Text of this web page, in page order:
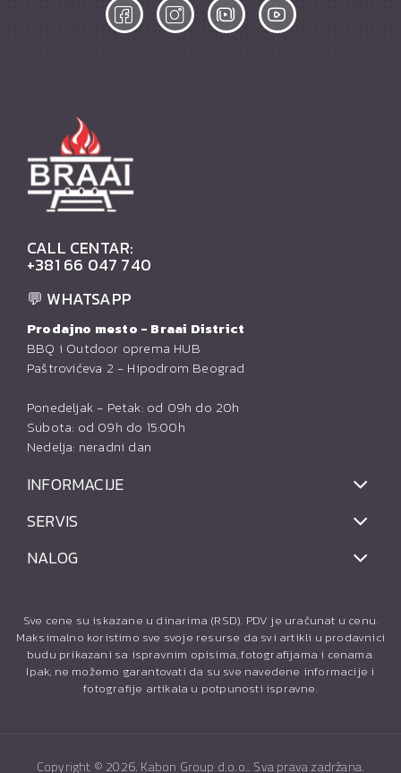
CALL CENTAR:
+381 66 047 740
💬 WHATSAPP
Prodajno mesto - Braai District
BBQ i Outdoor oprema HUB
Paštrovićeva 2 - Hipodrom Beograd
Ponedeljak - Petak: od 09h do 20h
Subota: od 09h do 15:00h
Nedelja: neradni dan
INFORMACIJE
SERVIS
NALOG
Sve cene su iskazane u dinarima (RSD). PDV je uračunat u cenu.
Maksimalno koristimo sve svoje resurse da svi artikli u prodavnici
budu prikazani sa ispravnim opisima, fotografijama i cenama.
Ipak, ne možemo garantovati da su sve navedene informacije i
fotografije artikala u potpunosti ispravne.
Copyright © 2026. Kabon Group d.o.o.. Sva prava zadržana.